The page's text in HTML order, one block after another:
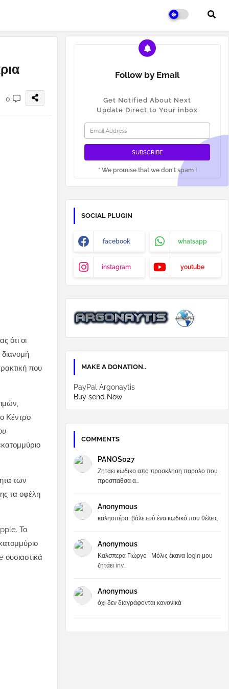
0
ότι οι
που
Κέντρο
των
τα οφέλη
Το
ουσιαστικά
Follow by Email
Get Notified About Next
Update Direct to Your inbox
* We promise that we don't spam !
SOCIAL PLUGIN
facebook whatsapp
instagram youtube
MAKE A DONATION..
PayPal Argonaytis
Buy send Now
COMMENTS
PANOS027
Ζηταει κωδικο απο προσκληση παρολο που
προσπαθσα α...
Anonymous
καλησπέρα...βάλε εσύ ένα κωδικό που θέλεις
Anonymous
Καλσπερα Γιώργο ! Μόλις έκανα login μου
ζητάει inv...
Anonymous
όχι δεν διαγράφονται κανονικά